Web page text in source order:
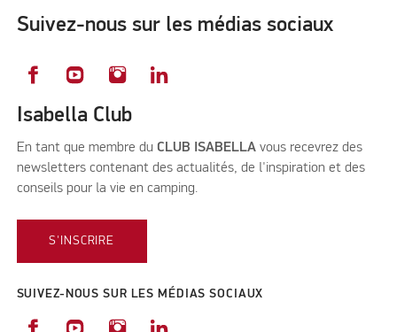
Suivez-nous sur les médias sociaux
Isabella Club
En tant que membre du CLUB ISABELLA vous recevrez des
newsletters contenant des actualités, de l'inspiration et des
conseils pour la vie en camping.
S'INSCRIRE
SUIVEZ-NOUS SUR LES MÉDIAS SOCIAUX